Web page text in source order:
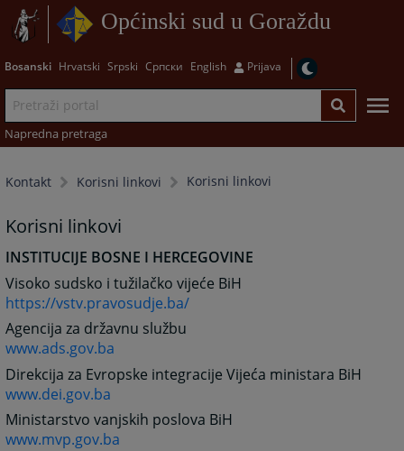
Općinski sud u Goraždu
Bosanski Hrvatski Srpski Српски English Prijava
Napredna pretraga
Kontakt Korisni linkovi Korisni linkovi
Korisni linkovi
INSTITUCIJE BOSNE I HERCEGOVINE
Visoko sudsko i tužilačko vijeće BiH
https://vstv.pravosudje.ba/
Agencija za državnu službu
www.ads.gov.ba
Direkcija za Evropske integracije Vijeća ministara BiH
www.dei.gov.ba
Ministarstvo vanjskih poslova BiH
www.mvp.gov.ba